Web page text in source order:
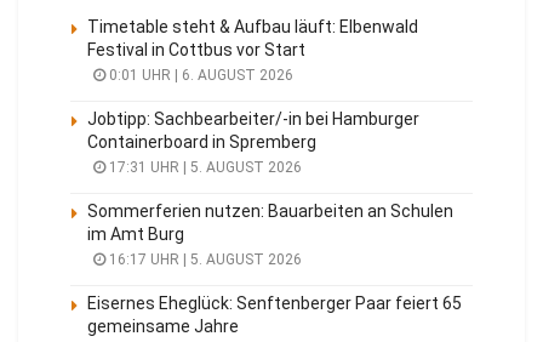
Timetable steht & Aufbau läuft: Elbenwald
Festival in Cottbus vor Start
0:01 UHR | 6. AUGUST 2026
Jobtipp: Sachbearbeiter/-in bei Hamburger
Containerboard in Spremberg
17:31 UHR | 5. AUGUST 2026
Sommerferien nutzen: Bauarbeiten an Schulen
im Amt Burg
16:17 UHR | 5. AUGUST 2026
Eisernes Eheglück: Senftenberger Paar feiert 65
gemeinsame Jahre